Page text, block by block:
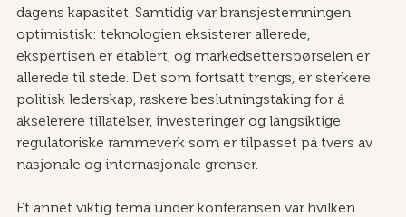
dagens kapasitet. Samtidig var bransjestemningen
optimistisk: teknologien eksisterer allerede,
ekspertisen er etablert, og markedsetterspørselen er
allerede til stede. Det som fortsatt trengs, er sterkere
politisk lederskap, raskere beslutningstaking for å
akselerere tillatelser, investeringer og langsiktige
regulatoriske rammeverk som er tilpasset på tvers av
nasjonale og internasjonale grenser.
Et annet viktig tema under konferansen var hvilken